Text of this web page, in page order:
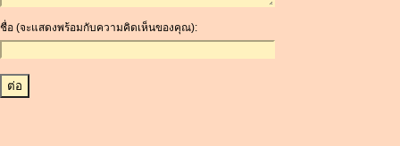
BAM
ชื่อ (จะแสดงพร้อมกับความคิดเห็นของคุณ):